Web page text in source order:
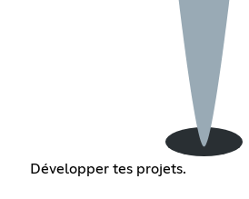
Développer tes projets.